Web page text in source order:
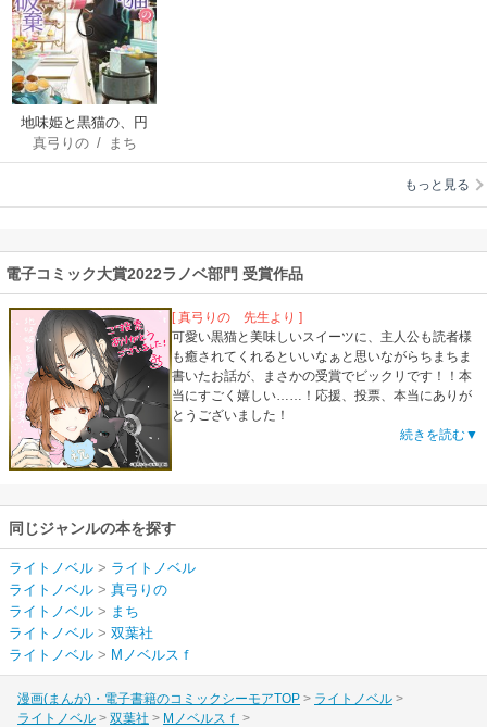
地味姫と黒猫の、円
満な婚約破棄（ノベ
ル）
真弓りの/ まち
もっと見る
電子コミック大賞2022ラノベ部門 受賞作品
[ 真弓りの 先生より ]
可愛い黒猫と美味しいスイーツに、主人公も読者様
も癒されてくれるといいなぁと思いながらちまちま
書いたお話が、まさかの受賞でビックリです！！本
当にすごく嬉しい……！応援、投票、本当にありが
とうございました！
続きを読む▼
同じジャンルの本を探す
ライトノベル > ライトノベル
ライトノベル > 真弓りの
ライトノベル > まち
ライトノベル > 双葉社
ライトノベル > Mノベルスｆ
漫画(まんが)・電子書籍のコミックシーモアTOP
ライトノベル
ライトノベル
双葉社
Mノベルスｆ